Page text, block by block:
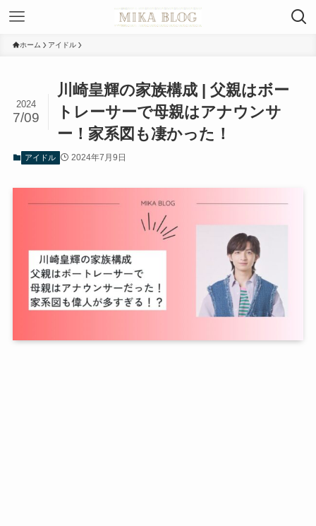
ホーム アイドル
川崎皇輝の家族構成 | 父親はボー
トレーサーで母親はアナウンサ
ー！家系図も凄かった！
2024
7/09
アイドル 2024年7月9日